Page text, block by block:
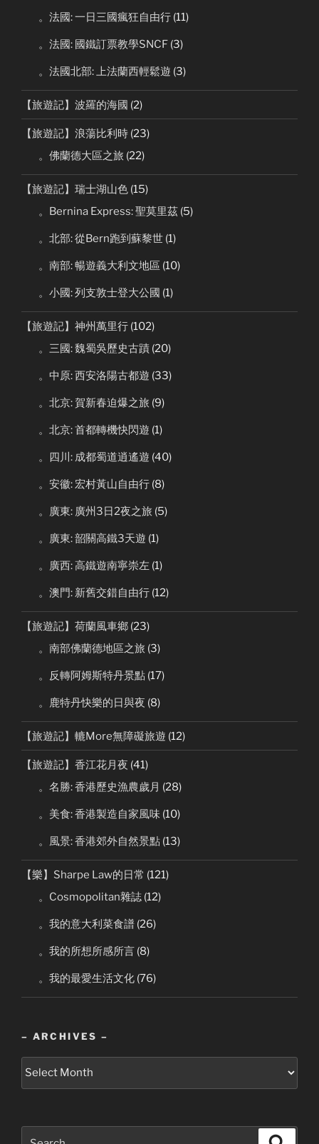
。法國: 一日三國瘋狂自由行 (11)
。法國: 國鐵訂票教學SNCF (3)
。法國北部: 上法蘭西輕鬆遊 (3)
【旅遊記】波羅的海國 (2)
【旅遊記】浪蕩比利時 (23)
。佛蘭德大區之旅 (22)
【旅遊記】瑞士湖山色 (15)
。Bernina Express: 聖莫里茲 (5)
。北部: 從Bern跑到蘇黎世 (1)
。南部: 暢遊義大利文地區 (10)
。小國: 列支敦士登大公國 (1)
【旅遊記】神州萬里行 (102)
。三國: 魏蜀吳歷史古蹟 (20)
。中原: 西安洛陽古都遊 (33)
。北京: 賀新春迫爆之旅 (9)
。北京: 首都轉機快閃遊 (1)
。四川: 成都蜀道逍遙遊 (40)
。安徽: 宏村黃山自由行 (8)
。廣東: 廣州3日2夜之旅 (5)
。廣東: 韶關高鐵3天遊 (1)
。廣西: 高鐵遊南寧崇左 (1)
。澳門: 新舊交錯自由行 (12)
【旅遊記】荷蘭風車鄉 (23)
。南部佛蘭德地區之旅 (3)
。反轉阿姆斯特丹景點 (17)
。鹿特丹快樂的日與夜 (8)
【旅遊記】轆More無障礙旅遊 (12)
【旅遊記】香江花月夜 (41)
。名勝: 香港歷史漁農歲月 (28)
。美食: 香港製造自家風味 (10)
。風景: 香港郊外自然景點 (13)
【樂】Sharpe Law的日常 (121)
。Cosmopolitan雜誌 (12)
。我的意大利菜食譜 (26)
。我的所想所感所言 (8)
。我的最愛生活文化 (76)
– ARCHIVES –